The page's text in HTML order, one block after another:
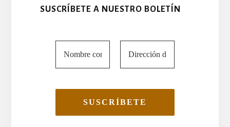
SUSCRÍBETE A NUESTRO BOLETÍN